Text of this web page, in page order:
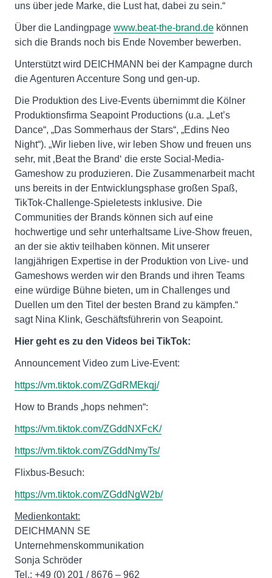
uns über jede Marke, die Lust hat, dabei zu sein.“
Über die Landingpage www.beat-the-brand.de können
sich die Brands noch bis Ende November bewerben.
Unterstützt wird DEICHMANN bei der Kampagne durch
die Agenturen Accenture Song und gen-up.
Die Produktion des Live-Events übernimmt die Kölner
Produktionsfirma Seapoint Productions (u.a. „Let’s
Dance“, „Das Sommerhaus der Stars“, „Edins Neo
Night“). „Wir lieben live, wir leben Show und freuen uns
sehr, mit ‚Beat the Brand‘ die erste Social-Media-
Gameshow zu produzieren. Die Zusammenarbeit macht
uns bereits in der Entwicklungsphase großen Spaß,
TikTok-Challenge-Spieletests inklusive. Die
Communities der Brands können sich auf eine
hochwertige und sehr unterhaltsame Live-Show freuen,
an der sie aktiv teilhaben können. Mit unserer
langjährigen Expertise in der Produktion von Live- und
Gameshows werden wir den Brands und ihren Teams
eine würdige Bühne bieten, um in Challenges und
Duellen um den Titel der besten Brand zu kämpfen.“
sagt Nina Klink, Geschäftsführerin von Seapoint.
Hier geht es zu den Videos bei TikTok:
Announcement Video zum Live-Event:
https://vm.tiktok.com/ZGdRMEkqj/
How to Brands „hops nehmen“:
https://vm.tiktok.com/ZGddNXFcK/
https://vm.tiktok.com/ZGddNmyTs/
Flixbus-Besuch:
https://vm.tiktok.com/ZGddNgW2b/
Medienkontakt:
DEICHMANN SE
Unternehmenskommunikation
Sonja Schröder